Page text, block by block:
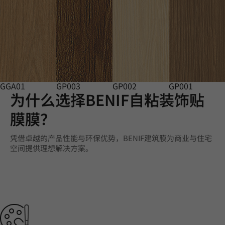
GGA01 GP003 GP002 GP001
为什么选择BENIF自粘装饰贴
膜膜？
凭借卓越的产品性能与环保优势，BENIF建筑膜为商业与住宅
空间提供理想解决方案。